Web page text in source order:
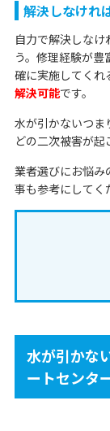
解決しなけれ
自力で解決しな
う。修理経験が
確に実施してくれ
解決可能です。
水が引かないつま
どの二次被害が起
業者選びにお悩み
事も参考にしてく
水が引かな
ートセンタ